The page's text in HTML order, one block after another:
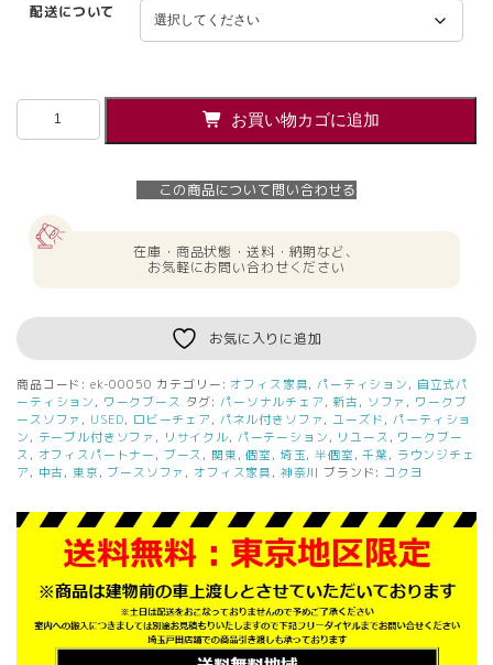
配送について
在
1
人
コ
ク
ヨ
イ
ン
ー
ル・
お買い物カゴに追加
この商品について問い合わせる
在庫・商品状態・送料・納期など、
お気軽にお問い合わせください
お気に入りに追加
商品コード: ek-00050 カテゴリー: オフィス家具, パーティション , 自立式パ
ーティション , ワークブース タグ: パーソナルチェア , 新古 , ソファ , ワークブ
ースソファ , USED, ロビーチェア , パネル付きソファ , ユーズド , パーティショ
ン , テーブル付きソファ , リサイクル, パーテーション , リユース , ワークブー
ス , オフィスパートナー , ブース , 関東 ,個室 , 埼玉,半個室 ,千葉 , ラウンジチェ
ア , 中古 , 東京 , ブースソファ , オフィス家具 , 神奈川 ブランド: コクヨ